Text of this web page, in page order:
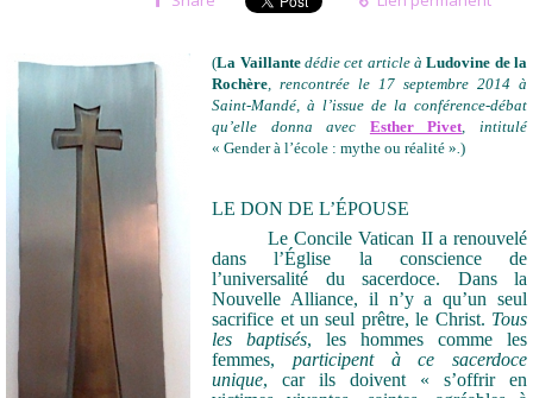
(La Vaillantedédie cet article àLudovine de la
Rochère , rencontrée le 17 septembre 2014 à
Saint-Mandé, à l’issue de la conférence-débat
qu’elle donna avec Esther Pivet , intitulé
« Gender à l’école : mythe ou réalité » .)
LEDON DE L’ÉPOUSE
Le Concile Vatican II a renouvelé
dans l’Église la conscience de
l’universalité du sacerdoce. Dans la
Nouvelle Alliance, il n’y a qu’un seul
sacrifice et un seul prêtre, le Christ. Tous
les baptisés, les hommes comme les
femmes, participent à ce sacerdoce
unique, car ils doivent « s’offrir en